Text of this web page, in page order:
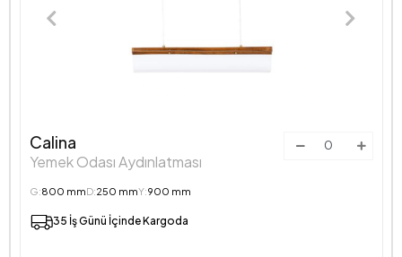
Calina
Yemek Odası Aydınlatması
G:800 mmD:250 mmY:900 mm
35 İş Günü İçinde Kargoda